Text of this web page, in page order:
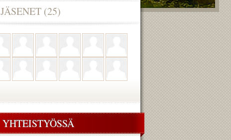
JÄSENET (25)
YHTEISTYÖSSÄ